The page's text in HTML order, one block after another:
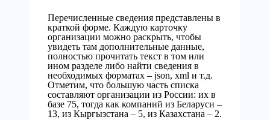
Перечисленные сведения представлены в
краткой форме. Каждую карточку
организации можно раскрыть, чтобы
увидеть там дополнительные данные,
полностью прочитать текст в том или
ином разделе либо найти сведения в
необходимых форматах – json, xml и т.д.
Отметим, что большую часть списка
составляют организации из России: их в
базе 75, тогда как компаний из Беларуси –
13, из Кыргызстана – 5, из Казахстана – 2.